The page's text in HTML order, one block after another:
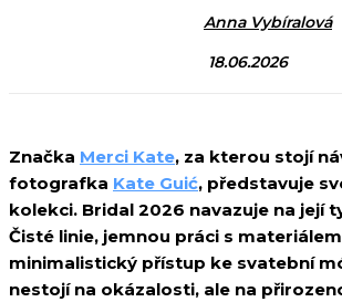
Anna Vybíralová
18.06.2026
Značka Merci Kate, za kterou stojí
fotografka Kate Guić, představuje
kolekci. Bridal 2026 navazuje na její
Čisté linie, jemnou práci s
minimalistický přístup ke svatební
nestojí na okázalosti, ale na